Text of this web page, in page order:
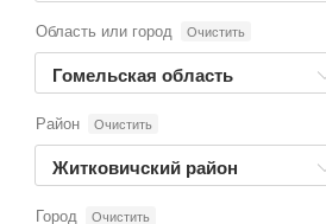
Область или город Очистить
Гомельская область
Район Очистить
Житковичский район
Город Очистить